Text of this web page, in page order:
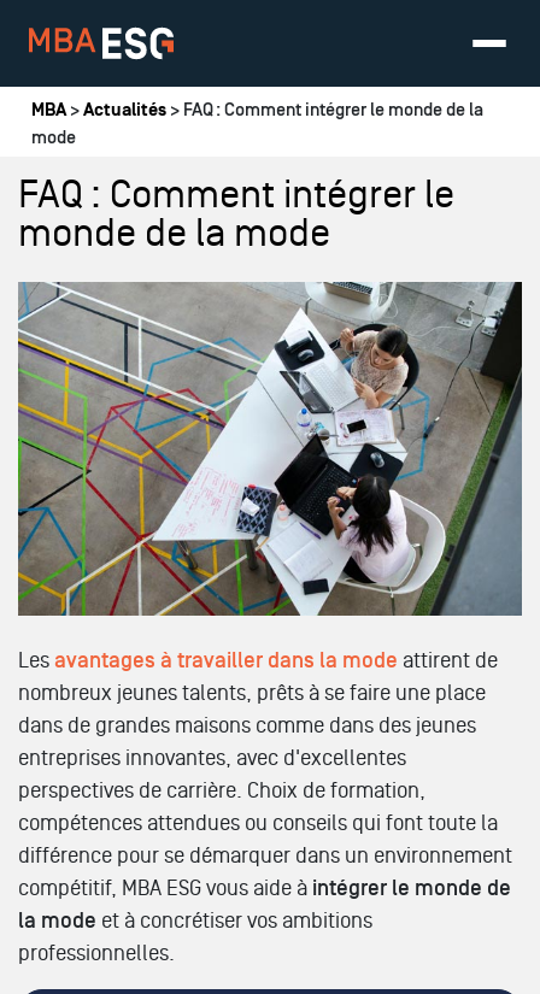
Vous êtes ici
MBA>Actualités > FAQ : Comment intégrer le monde de la
mode
FAQ : Comment intégrer le
monde de la mode
Les avantages à travailler dans la mode attirent de
nombreux jeunes talents, prêts à se faire une place
dans de grandes maisons comme dans des jeunes
entreprises innovantes, avec d'excellentes
perspectives de carrière. Choix de formation,
compétences attendues ou conseils qui font toute la
différence pour se démarquer dans un environnement
compétitif, MBA ESG vous aide à intégrer le monde de
la mode et à concrétiser vos ambitions
professionnelles.